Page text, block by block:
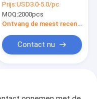
Gepersonaliseerde
Kousen van
Speldepuntkerstmis
Prijs:USD3.0-5.0/pc
MOQ:2000pcs
Ontvang de meest recente Prijs
Contact nu